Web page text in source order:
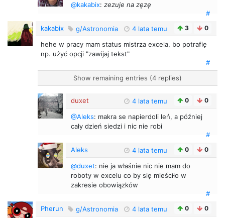
@kakabix: zezuje na zęzę
#
kakabix
g/Astronomia 4 lata temu 3 0
hehe w pracy mam status mistrza excela, bo potrafię
np. użyć opcji "zawijaj tekst"
#
Show remaining entries (4 replies)
duxet 4 lata temu 0 0
@Aleks: makra se napierdoli leń, a później
cały dzień siedzi i nic nie robi
#
Aleks
4 lata temu 0 0
@duxet: nie ja właśnie nic nie mam do
roboty w excelu co by się mieściło w
zakresie obowiązków
#
Pherun
g/Astronomia 4 lata temu 0 0